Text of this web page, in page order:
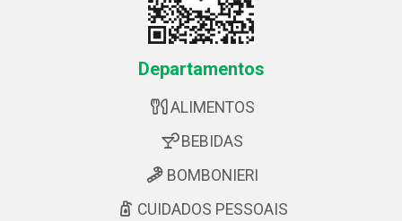
Departamentos
ALIMENTOS
BEBIDAS
BOMBONIERI
CUIDADOS PESSOAIS